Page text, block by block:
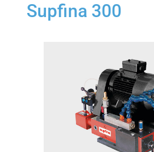
Supfina 300